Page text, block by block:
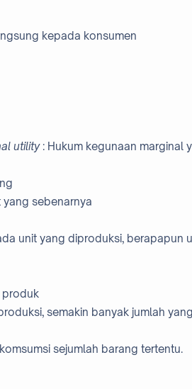
kepada konsumen
utility: Hukum kegunaan marginal
sebenarnya
unit yang diproduksi, berapapun
produk
semakin banyak jumlah yang
sejumlah barang tertentu.